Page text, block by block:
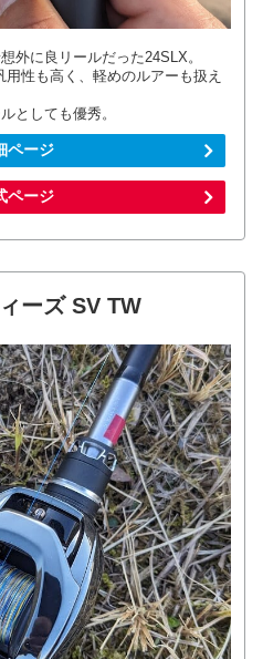
外に良リールだった24SLX。
性も高く、軽めのルアーも扱え
としても優秀。
ページ
ページ
ーズ SV TW